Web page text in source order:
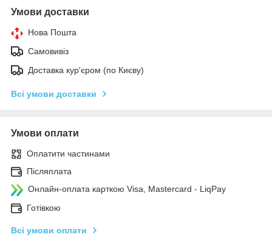
Умови доставки
Нова Пошта
Самовивіз
Доставка кур'єром (по Києву)
Всі умови доставки
Умови оплати
Оплатити частинами
Післяплата
Онлайн-оплата карткою Visa, Mastercard - LiqPay
Готівкою
Всі умови оплати